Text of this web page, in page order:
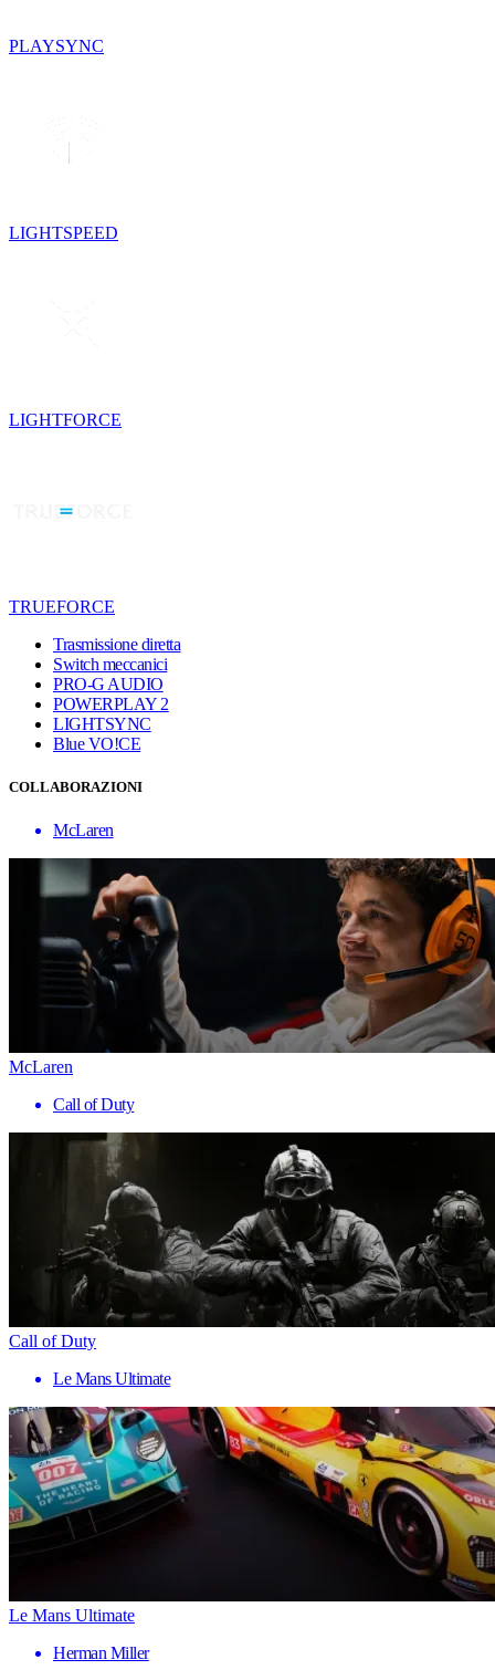
PLAYSYNC
LIGHTSPEED
LIGHTFORCE
TRUEFORCE
Trasmissione diretta
Switch meccanici
PRO-G AUDIO
POWERPLAY 2
LIGHTSYNC
Blue VO!CE
COLLABORAZIONI
McLaren
McLaren
Call of Duty
Call of Duty
Le Mans Ultimate
Le Mans Ultimate
Herman Miller